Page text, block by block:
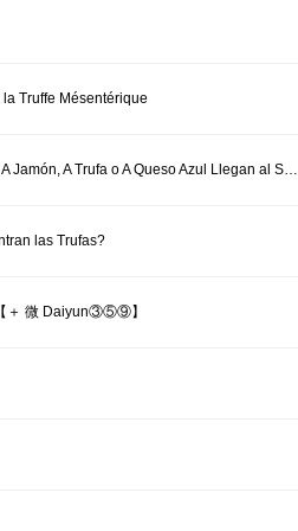
Truffe Mésentérique
Jamón, A Trufa o A Queso Azul Llegan al S…
las Trufas?
＋ 微 Daiyun③⑤⑨】